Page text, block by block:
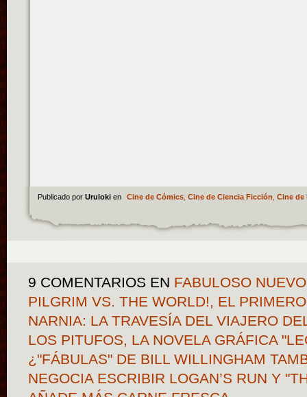
Publicado por Uruloki en Cine de Cómics, Cine de Ciencia Ficción Cine de
9 COMENTARIOS EN FABULOSO
PILGRIM VS. THE WORLD!, EL
NARNIA: LA TRAVESÍA DEL VIAJERO
LOS PITUFOS, LA NOVELA GRÁFICA
¿"FÁBULAS" DE BILL WILLINGHAM
NEGOCIA ESCRIBIR LOGAN’S RUN Y